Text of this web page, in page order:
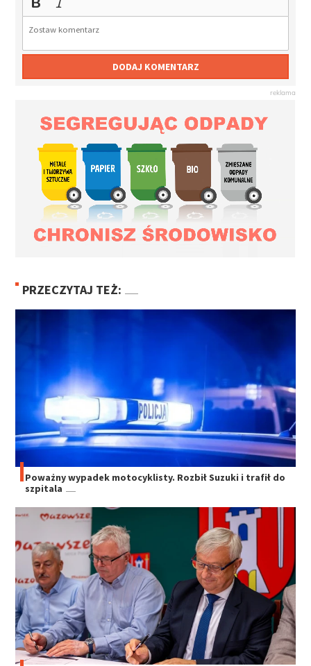
DODAJ KOMENTARZ
PRZECZYTAJ TEŻ:
Poważny wypadek motocyklisty. Rozbił Suzuki i trafił do
szpitala